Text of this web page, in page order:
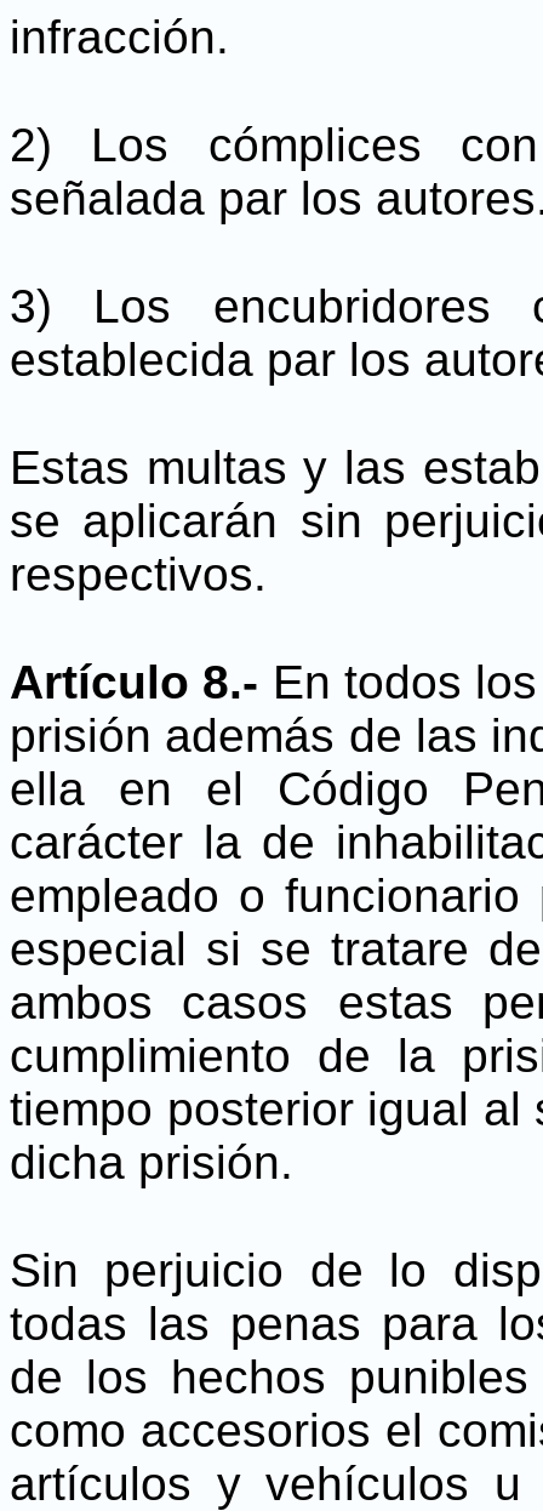
infracción.
2) Los cómplices
señalada par los
3) Los
establecida par los
Estas multas y las
se aplicarán sin
respectivos.
Artículo 8.- En todos
prisión además de las
ella en el Código
carácter la de
empleado o
especial si se tratare
ambos casos estas
cumplimiento de la
tiempo posterior igual
dicha prisión.
Sin perjuicio de lo
todas las penas para
de los hechos
como accesorios el
artículos y vehículos u